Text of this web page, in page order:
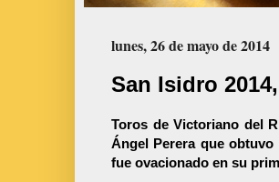
lunes, 26 de mayo de 2014
San Isidro
Toros de Victoriano del
Ángel Perera que
fue ovacionado en su